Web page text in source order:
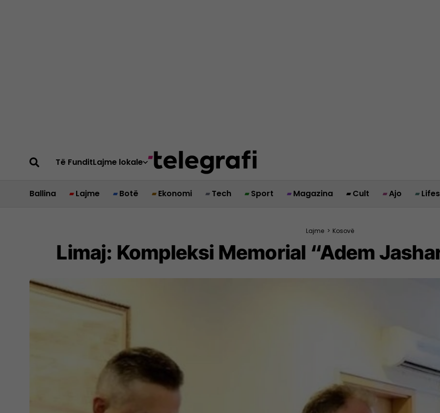
Të FunditLajme lokale
Ballina Lajme Botë Ekonomi Tech Sport Magazina Cult Ajo
Lajme > Kosovë
Limaj: Kompleksi Memorial “Adem